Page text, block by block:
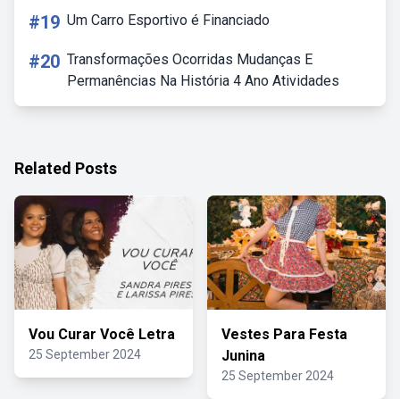
#19 Um Carro Esportivo é Financiado
#20 Transformações Ocorridas Mudanças E
Permanências Na História 4 Ano Atividades
Related Posts
Vou Curar Você Letra
25 September 2024
Vestes Para Festa
Junina
25 September 2024